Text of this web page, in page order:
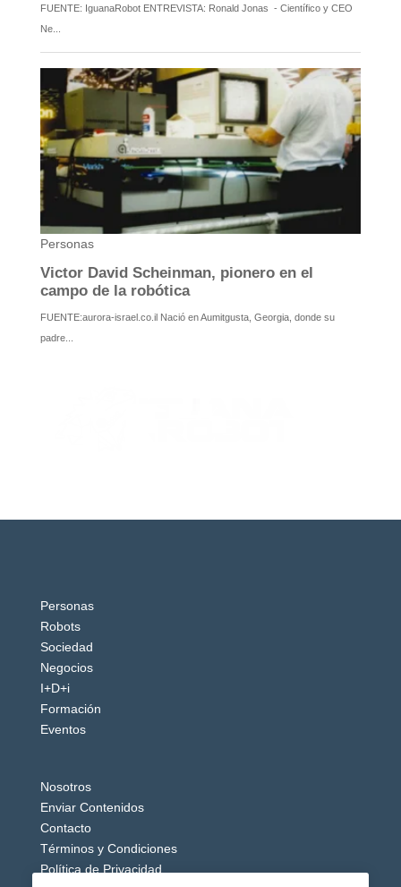
Personas
Robots
Sociedad
Negocios
I+D+i
Formación
Eventos
Nosotros
Enviar Contenidos
Contacto
Términos y Condiciones
Política de Privacidad